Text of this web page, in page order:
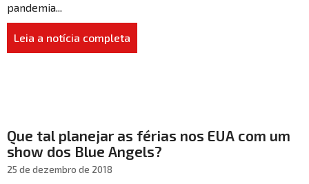
pandemia...
Leia a notícia completa
Que tal planejar as férias nos EUA com um
show dos Blue Angels?
25 de dezembro de 2018